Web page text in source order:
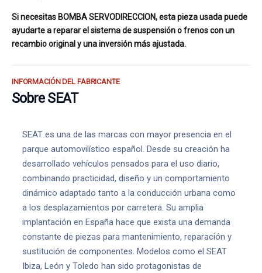
Si necesitas BOMBA SERVODIRECCION, esta pieza usada puede
ayudarte a reparar el sistema de suspensión o frenos con un
recambio original y una inversión más ajustada.
INFORMACIÓN DEL FABRICANTE
Sobre SEAT
SEAT es una de las marcas con mayor presencia en el
parque automovilístico español. Desde su creación ha
desarrollado vehículos pensados para el uso diario,
combinando practicidad, diseño y un comportamiento
dinámico adaptado tanto a la conducción urbana como
a los desplazamientos por carretera. Su amplia
implantación en España hace que exista una demanda
constante de piezas para mantenimiento, reparación y
sustitución de componentes. Modelos como el SEAT
Ibiza, León y Toledo han sido protagonistas de